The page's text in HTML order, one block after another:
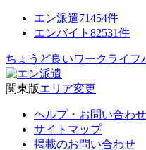
エン派遣71454件
エンバイト 82531件
ちょうど良いワークライフ
関東版エリア変更
ヘルプ・お問い合わせ
サイトマップ
掲載のお問い合わせ